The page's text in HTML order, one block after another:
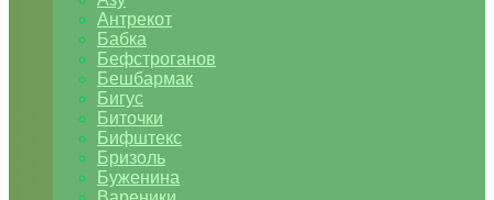
Антрекот
Бабка
Бефстроганов
Бешбармак
Бигус
Биточки
Бифштекс
Бризоль
Буженина